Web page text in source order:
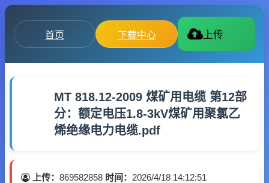
首页 下载中心 上传
MT 818.12-2009 煤矿用电缆 第12部
分：额定电压1.8-3kV煤矿用聚氯乙
烯绝缘电力电缆.pdf
上传： 869582858 时间： 2026/4/18 14:12:51